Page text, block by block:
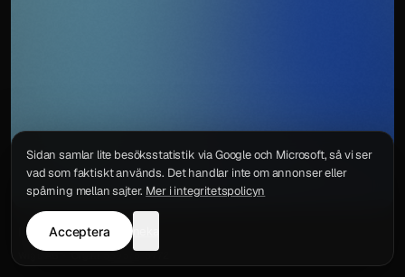
IntegritetspolicyKontakt
Sidan samlar lite besöksstatistik via Google och Microsoft, så vi ser
vad som faktiskt används. Det handlar inte om annonser eller
spårning mellan sajter. Mer i integritetspolicyn
Acceptera neka